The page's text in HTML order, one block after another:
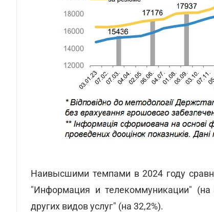
Наивысшими темпами в 2024 году
"Информация и телекоммуникации" (на
других видов услуг" (на 32,2%).